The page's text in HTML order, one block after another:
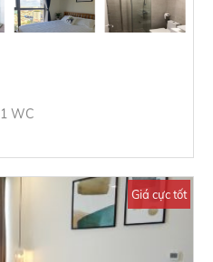
1 WC
Giá cực tốt